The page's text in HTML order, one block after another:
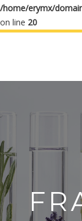
/home/erymx/
on line 20